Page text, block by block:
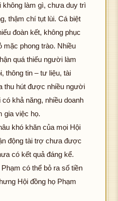
không làm gì, chưa duy trì
thậm chí tụt lùi. Cá biệt
đoàn kết, không phục
mặc phong trào. Nhiều
quá thiếu người làm
thông tin – tư liệu, tài
thu hút được nhiều người
khả năng, nhiều doanh
gia việc họ.
khó khăn của mọi Hội
động tài trợ chưa được
có kết quả đáng kể.
có thể bỏ ra số tiền
Hội đồng họ Phạm